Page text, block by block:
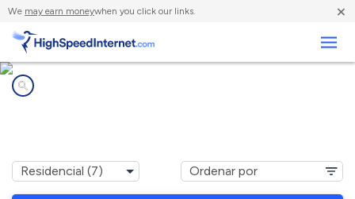
We may earn moneywhen you click our links. ×